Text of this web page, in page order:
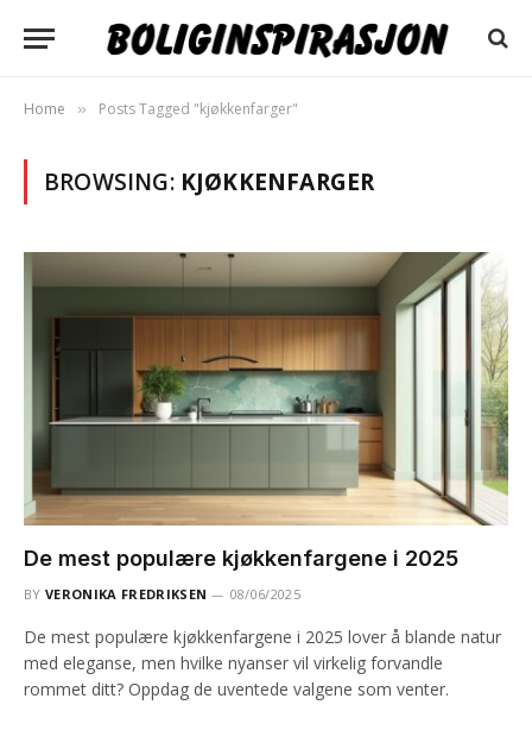
Home » Posts Tagged "kjøkkenfarger"
BROWSING: KJØKKENFARGER
De mest populære kjøkkenfargene i 2025
BY VERONIKA FREDRIKSEN 08/06/2025
De mest populære kjøkkenfargene i 2025 lover å blande natur
med eleganse, men hvilke nyanser vil virkelig forvandle
rommet ditt? Oppdag de uventede valgene som venter.